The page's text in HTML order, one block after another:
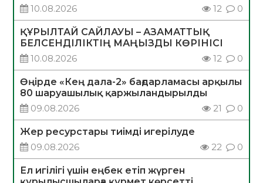
10.08.2026
12 0
ҚҰРЫЛТАЙ САЙЛАУЫ – АЗАМАТТЫҚ
БЕЛСЕНДІЛІКТІҢ МАҢЫЗДЫ КӨРІНІСІ
10.08.2026
12 0
Өңірде «Кең дала-2» бағдарламасы арқылы
80 шаруашылық қаржыландырылды
09.08.2026
21 0
Жер ресурстары тиімді игерілуде
09.08.2026
22 0
Ел игілігі үшін еңбек етіп жүрген